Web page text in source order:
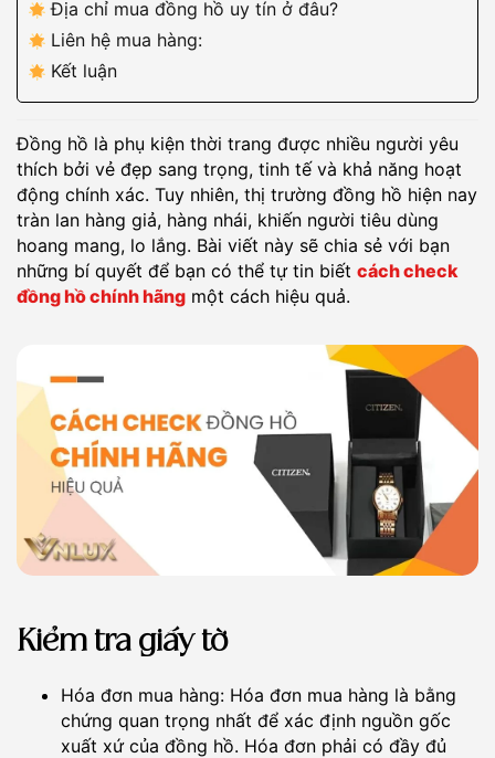
Địa chỉ mua đồng hồ uy tín ở đâu?
Liên hệ mua hàng:
Kết luận
Đồng hồ là phụ kiện thời trang được nhiều người yêu
thích bởi vẻ đẹp sang trọng, tinh tế và khả năng hoạt
động chính xác. Tuy nhiên, thị trường đồng hồ hiện nay
tràn lan hàng giả, hàng nhái, khiến người tiêu dùng
hoang mang, lo lắng. Bài viết này sẽ chia sẻ với bạn
những bí quyết để bạn có thể tự tin biết cách check
đồng hồ chính hãng một cách hiệu quả.
Kiểm tra giấy tờ
Hóa đơn mua hàng: Hóa đơn mua hàng là bằng
chứng quan trọng nhất để xác định nguồn gốc
xuất xứ của đồng hồ. Hóa đơn phải có đầy đủ